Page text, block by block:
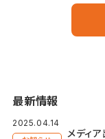
最新情報
2025.04.14
メディ